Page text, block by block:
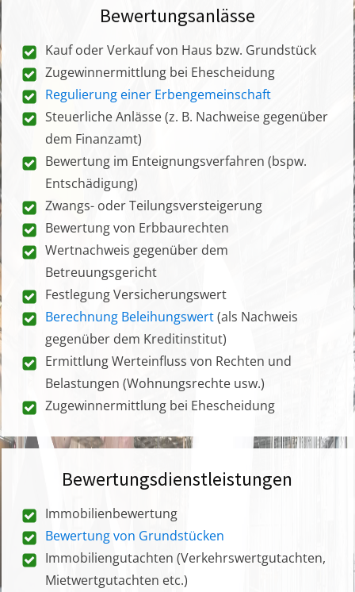
Bewertungsanlässe
Kauf oder Verkauf von Haus bzw. Grundstück
Zugewinnermittlung bei Ehescheidung
Regulierung einer Erbengemeinschaft
Steuerliche Anlässe (z. B. Nachweise gegenüber
dem Finanzamt)
Bewertung im Enteignungsverfahren (bspw.
Entschädigung)
Zwangs- oder Teilungsversteigerung
Bewertung von Erbbaurechten
Wertnachweis gegenüber dem
Betreuungsgericht
Festlegung Versicherungswert
Berechnung Beleihungswert(als Nachweis
gegenüber dem Kreditinstitut)
Ermittlung Werteinfluss von Rechten und
Belastungen (Wohnungsrechte usw.)
Zugewinnermittlung bei Ehescheidung
Bewertungsdienstleistungen
Immobilienbewertung
Bewertung von Grundstücken
Immobiliengutachten (Verkehrswertgutachten,
Mietwertgutachten etc.)